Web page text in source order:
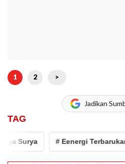
1 2 >
Jadikan
TAG
Surya # Eenergi Terbarukan